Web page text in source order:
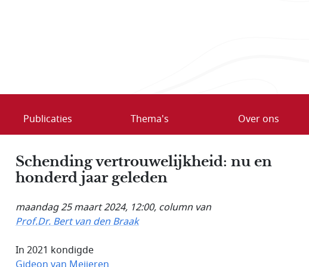
Publicaties Thema's Over ons
Schending vertrouwelijkheid: nu en
honderd jaar geleden
maandag 25 maart 2024, 12:00, column van
Prof.Dr. Bert van den Braak
In 2021 kondigde